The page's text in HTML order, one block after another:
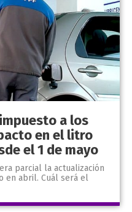
a los
en el litro
el 1 de mayo
parcial la actualización
en abril. Cuál será el